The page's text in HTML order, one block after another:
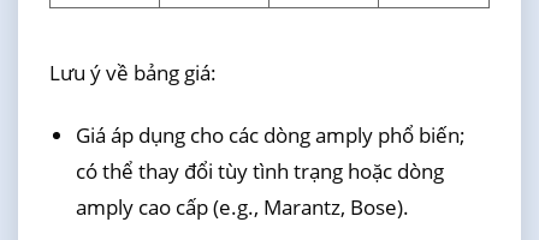
Lưu ý về bảng giá:
Giá áp dụng cho các dòng amply phổ biến;
có thể thay đổi tùy tình trạng hoặc dòng
amply cao cấp (e.g., Marantz, Bose).